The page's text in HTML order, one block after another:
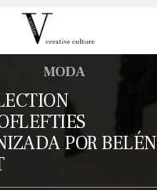
MODA
POR BELÉN